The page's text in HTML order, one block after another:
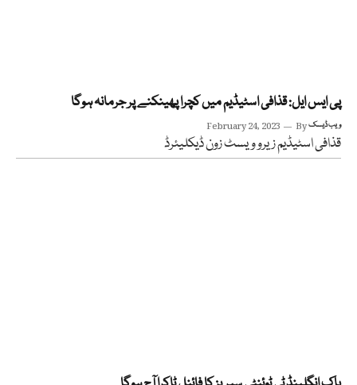
پی ایس ایل: قذافی اسٹیڈیم میں کچرا پھینکنے پر جرمانہ ہوگا
February 24, 2023 Byویب ڈیسک
قذافی اسٹیڈیم زیرو ویسٹ زون ڈیکلیئرڈ